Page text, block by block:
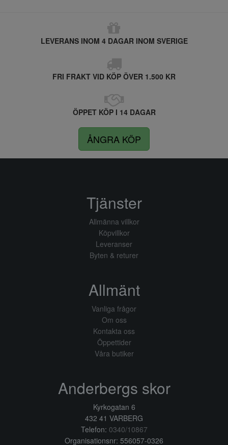
LEVERANS INOM 4 DAGAR INOM SVERIGE
FRI FRAKT VID KÖP ÖVER 1.500 KR
ÖPPET KÖP I 14 DAGAR
ÅNGRA KÖP
Tjänster
Allmänna villkor
Köpvillkor
Leveranser
Byten & returer
Allmänt
Vanliga frågor
Om oss
Kontakta oss
Öppettider
Våra butiker
Anderbergs skor
Kyrkogatan 6
432 41 VARBERG
Telefon: 0340/10867
Organisationsnr: 556057-0326